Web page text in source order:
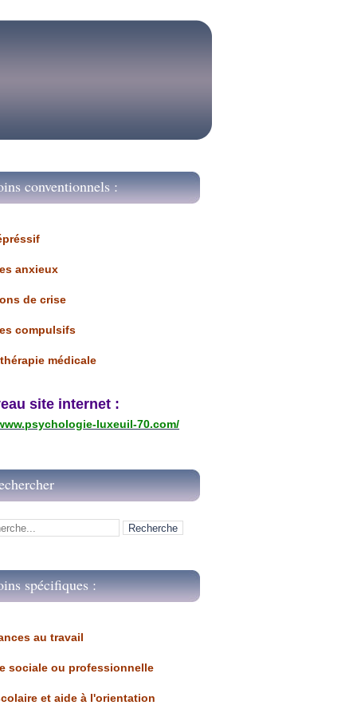
conventionnels :
anxieux
de crise
compulsifs
médicale
site internet :
luxeuil-70.com/
spécifiques :
au travail
sociale ou professionnelle
et aide à l'orientation